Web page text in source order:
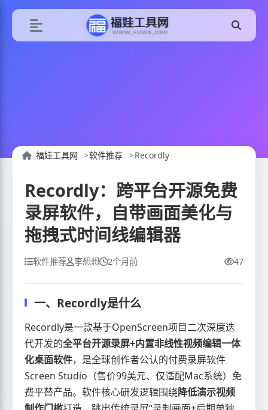
福娃工具网 软件推荐 Recordly
Recordly：跨平台开源免费
录屏软件，自带画面美化与
拖拽式时间线编辑器
软件推荐 李想想 2个月前 47
一、Recordly是什么
Recordly是一款基于OpenScreen项目二次深度迭
代开发的全平台开源录屏+内置非线性视频编辑一体
化桌面软件，是全球创作者公认的付费录屏软件
Screen Studio（售价99美元、仅适配Mac系统）免
费平替产品。软件核心研发逻辑围绕降低演示视频